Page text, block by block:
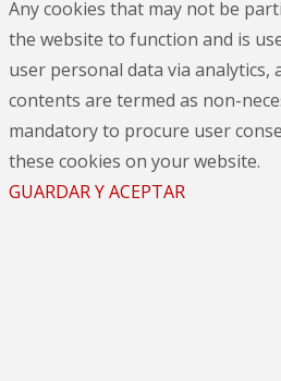
Any cookies that may not be
the website to function and is
user personal data via analytics,
contents are termed as non-
mandatory to procure user
these cookies on your website.
GUARDAR Y ACEPTAR